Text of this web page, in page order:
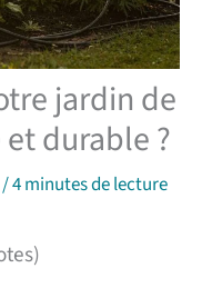
jardin de
durable ?
/4 minutes de lecture